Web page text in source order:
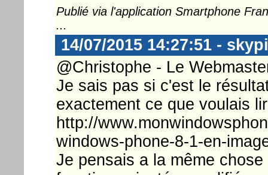
Publié via l'application Smartphone
...
14/07/2015 14:27:51 -
@Christophe - Le
Je sais pas si c'est le
exactement ce que voulais
http://
windows-phone-8-1-en-
Je pensais a la même